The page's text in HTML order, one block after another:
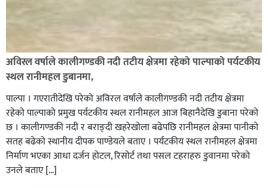
अविरल वर्षाले कालीगण्डकी नदी तटीय क्षेत्रमा रहेको पाल्पाको पर्यटकीय
स्थल रानीमहल डुबानमा,
पाल्पा । गएरातीदेखि परेको अविरल वर्षाले कालीगण्डकी नदी तटीय क्षेत्रमा
रहेको पाल्पाको प्रमुख पर्यटकीय स्थल रानीमहल आज बिहानैदेखि डुबाना परेको
छ । कालीगण्डकी नदी र बराङ्दी खहरेखोला बढेपछि रानीमहल क्षेत्रमा पानीको
सतह बढेको स्थानीय दीपक पाण्डेयले बताए । पर्यटकीय स्थल रानीमहल क्षेत्रमा
निर्माण भएका आधा दर्जन होटल, रिसोर्ट तथा पसल टहराहरु डुवानमा परेको
उनले बताए […]